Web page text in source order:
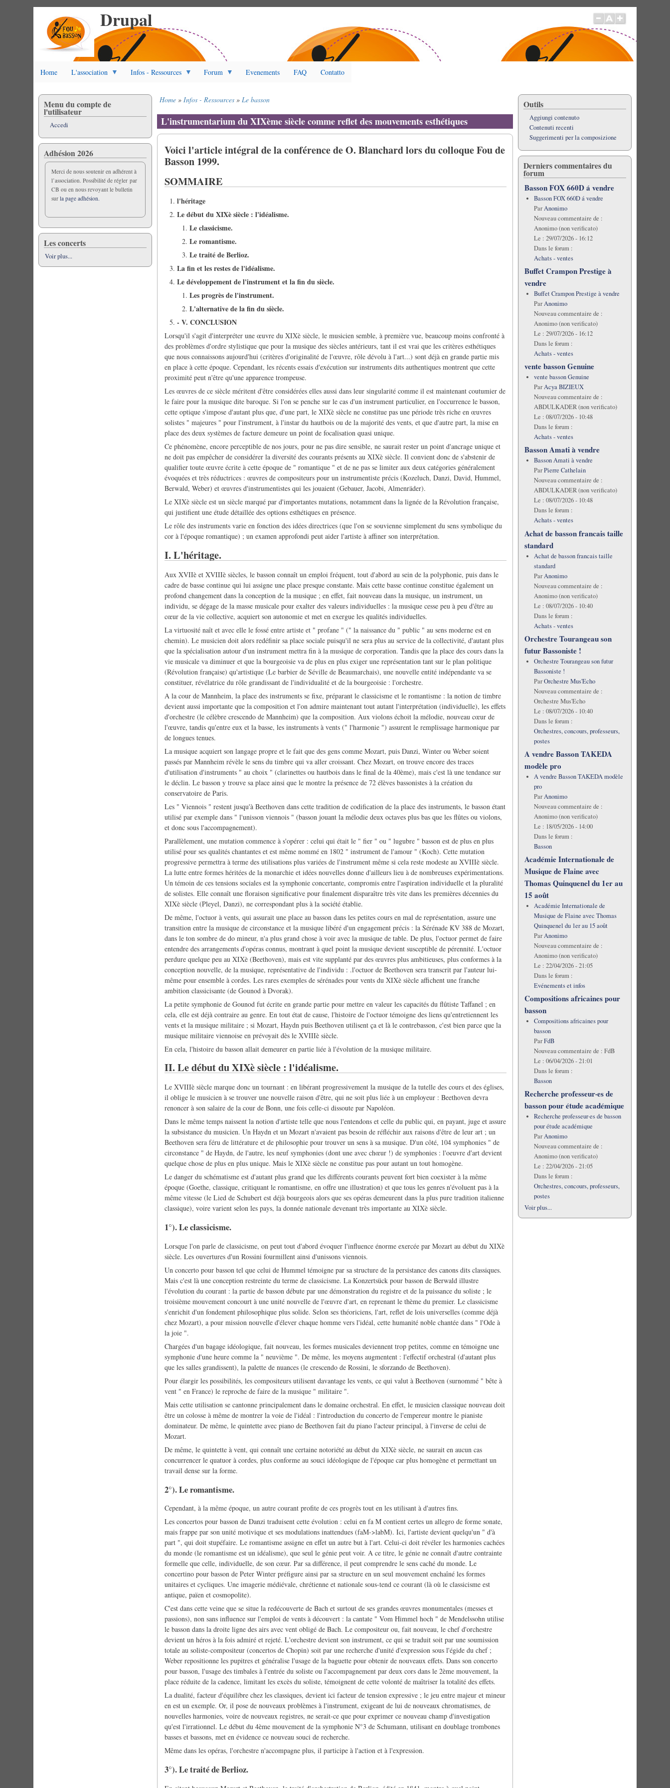
Drupal
Home L'association Infos - Ressources Forum Evenements FAQ Contatto
di
pane
Home Infos - Ressources Le basson
L'instrumentarium du XIXème siècle comme reflet des mouvements esthétiques
Voici l'article intégral de la conférence de O. Blanchard lors du colloque Fou de
Basson 1999.
SOMMAIRE
l'héritage
Le début du XIXè siècle : l'idéalisme.
Le classicisme.
Le romantisme.
Le traité de Berlioz.
La fin et les restes de l'idéalisme.
Le développement de l'instrument et la fin du siècle.
Les progrès de l'instrument.
L'alternative de la fin du siècle.
- V. CONCLUSION
Lorsqu'il s'agit d'interpréter une œuvre du XIXè siècle, le musicien semble, à première vue, beaucoup moins confronté à
des problèmes d'ordre stylistique que pour la musique des siècles antérieurs, tant il est vrai que les critères esthétiques
que nous connaissons aujourd'hui (critères d'originalité de l'œuvre, rôle dévolu à l'art...) sont déjà en grande partie mis
en place à cette époque. Cependant, les récents essais d'exécution sur instruments dits authentiques montrent que cette
proximité peut n'être qu'une apparence trompeuse.
Les œuvres de ce siècle méritent d'être considérées elles aussi dans leur singularité comme il est maintenant coutumier de
le faire pour la musique dite baroque. Si l'on se penche sur le cas d'un instrument particulier, en l'occurrence le basson,
cette optique s'impose d'autant plus que, d'une part, le XIXè siècle ne constitue pas une période très riche en œuvres
solistes " majeures " pour l'instrument, à l'instar du hautbois ou de la majorité des vents, et que d'autre part, la mise en
place des deux systèmes de facture demeure un point de focalisation quasi unique.
Ce phénomène, encore perceptible de nos jours, pour ne pas dire sensible, ne saurait rester un point d'ancrage unique et
ne doit pas empêcher de considérer la diversité des courants présents au XIXè siècle. Il convient donc de s'abstenir de
qualifier toute œuvre écrite à cette époque de " romantique " et de ne pas se limiter aux deux catégories généralement
évoquées et très réductrices : œuvres de compositeurs pour un instrumentiste précis (Kozeluch, Danzi, David, Hummel,
Berwald, Weber) et œuvres d'instrumentistes qui les jouaient (Gebauer, Jacobi, Almenräder).
Le XIXè siècle est un siècle marqué par d'importantes mutations, notamment dans la lignée de la Révolution française,
qui justifient une étude détaillée des options esthétiques en présence.
Le rôle des instruments varie en fonction des idées directrices (que l'on se souvienne simplement du sens symbolique du
cor à l'époque romantique) ; un examen approfondi peut aider l'artiste à affiner son interprétation.
I. L'héritage.
Aux XVIIè et XVIIIè siècles, le basson connaît un emploi fréquent, tout d'abord au sein de la polyphonie, puis dans le
cadre de basse continue qui lui assigne une place presque constante. Mais cette basse continue constitue également un
profond changement dans la conception de la musique ; en effet, fait nouveau dans la musique, un instrument, un
individu, se dégage de la masse musicale pour exalter des valeurs individuelles : la musique cesse peu à peu d'être au
cœur de la vie collective, acquiert son autonomie et met en exergue les qualités individuelles.
La virtuosité naît et avec elle le fossé entre artiste et " profane " (" la naissance du " public " au sens moderne est en
chemin). Le musicien doit alors redéfinir sa place sociale puisqu'il ne sera plus au service de la collectivité, d'autant plus
que la spécialisation autour d'un instrument mettra fin à la musique de corporation. Tandis que la place des cours dans la
vie musicale va diminuer et que la bourgeoisie va de plus en plus exiger une représentation tant sur le plan politique
(Révolution française) qu'artistique (Le barbier de Séville de Beaumarchais), une nouvelle entité indépendante va se
constituer, révélatrice du rôle grandissant de l'individualité et de la bourgeoisie : l'orchestre.
A la cour de Mannheim, la place des instruments se fixe, préparant le classicisme et le romantisme : la notion de timbre
devient aussi importante que la composition et l'on admire maintenant tout autant l'interprétation (individuelle), les effets
d'orchestre (le célèbre crescendo de Mannheim) que la composition. Aux violons échoit la mélodie, nouveau cœur de
l'œuvre, tandis qu'entre eux et la basse, les instruments à vents (" l'harmonie ") assurent le remplissage harmonique par
de longues tenues.
La musique acquiert son langage propre et le fait que des gens comme Mozart, puis Danzi, Winter ou Weber soient
passés par Mannheim révèle le sens du timbre qui va aller croissant. Chez Mozart, on trouve encore des traces
d'utilisation d'instruments " au choix " (clarinettes ou hautbois dans le final de la 40ème), mais c'est là une tendance sur
le déclin. Le basson y trouve sa place ainsi que le montre la présence de 72 élèves bassonistes à la création du
conservatoire de Paris.
Les " Viennois " restent jusqu'à Beethoven dans cette tradition de codification de la place des instruments, le basson étant
utilisé par exemple dans " l'unisson viennois " (basson jouant la mélodie deux octaves plus bas que les flûtes ou violons,
et donc sous l'accompagnement).
Parallèlement, une mutation commence à s'opérer : celui qui était le " fier " ou " lugubre " basson est de plus en plus
utilisé pour ses qualités chantantes et est même nommé en 1802 " instrument de l'amour " (Koch). Cette mutation
progressive permettra à terme des utilisations plus variées de l'instrument même si cela reste modeste au XVIIIè siècle.
La lutte entre formes héritées de la monarchie et idées nouvelles donne d'ailleurs lieu à de nombreuses expérimentations.
Un témoin de ces tensions sociales est la symphonie concertante, compromis entre l'aspiration individuelle et la pluralité
de solistes. Elle connaît une floraison significative pour finalement disparaître très vite dans les premières décennies du
XIXè siècle (Pleyel, Danzi), ne correspondant plus à la société établie.
De même, l'octuor à vents, qui assurait une place au basson dans les petites cours en mal de représentation, assure une
transition entre la musique de circonstance et la musique libéré d'un engagement précis : la Sérénade KV 388 de Mozart,
dans le ton sombre de do mineur, n'a plus grand chose à voir avec la musique de table. De plus, l'octuor permet de faire
entendre des arrangements d'opéras connus, montrant à quel point la musique devient susceptible de pérennité. L'octuor
perdure quelque peu au XIXè (Beethoven), mais est vite supplanté par des œuvres plus ambitieuses, plus conformes à la
conception nouvelle, de la musique, représentative de l'individu : .l'octuor de Beethoven sera transcrit par l'auteur lui-
même pour ensemble à cordes. Les rares exemples de sérénades pour vents du XIXè siècle affichent une franche
ambition classicisante (de Gounod à Dvorak).
La petite symphonie de Gounod fut écrite en grande partie pour mettre en valeur les capacités du flûtiste Taffanel ; en
cela, elle est déjà contraire au genre. En tout état de cause, l'histoire de l'octuor témoigne des liens qu'entretiennent les
vents et la musique militaire ; si Mozart, Haydn puis Beethoven utilisent ça et là le contrebasson, c'est bien parce que la
musique militaire viennoise en prévoyait dès le XVIIIè siècle.
En cela, l'histoire du basson allait demeurer en partie liée à l'évolution de la musique militaire.
II. Le début du XIXè siècle : l'idéalisme.
Le XVIIIè siècle marque donc un tournant : en libérant progressivement la musique de la tutelle des cours et des églises,
il oblige le musicien à se trouver une nouvelle raison d'être, qui ne soit plus liée à un employeur : Beethoven devra
renoncer à son salaire de la cour de Bonn, une fois celle-ci dissoute par Napoléon.
Dans le même temps naissent la notion d'artiste telle que nous l'entendons et celle du public qui, en payant, juge et assure
la subsistance du musicien. Un Haydn et un Mozart n'avaient pas besoin de réfléchir aux raisons d'être de leur art ; un
Beethoven sera féru de littérature et de philosophie pour trouver un sens à sa musique. D'un côté, 104 symphonies " de
circonstance " de Haydn, de l'autre, les neuf symphonies (dont une avec chœur !) de symphonies : l'oeuvre d'art devient
quelque chose de plus en plus unique. Mais le XIXè siècle ne constitue pas pour autant un tout homogène.
Le danger du schématisme est d'autant plus grand que les différents courants peuvent fort bien coexister à la même
époque (Goethe, classique, critiquant le romantisme, en offre une illustration) et que tous les genres n'évoluent pas à la
même vitesse (le Lied de Schubert est déjà bourgeois alors que ses opéras demeurent dans la plus pure tradition italienne
classique), voire varient selon les pays, la donnée nationale devenant très importante au XIXè siècle.
1°). Le classicisme.
Lorsque l'on parle de classicisme, on peut tout d'abord évoquer l'influence énorme exercée par Mozart au début du XIXè
siècle. Les ouvertures d'un Rossini fourmillent ainsi d'unissons viennois.
Un concerto pour basson tel que celui de Hummel témoigne par sa structure de la persistance des canons dits classiques.
Mais c'est là une conception restreinte du terme de classicisme. La Konzertsück pour basson de Berwald illustre
l'évolution du courant : la partie de basson débute par une démonstration du registre et de la puissance du soliste ; le
troisième mouvement concourt à une unité nouvelle de l'œuvre d'art, en reprenant le thème du premier. Le classicisme
s'enrichit d'un fondement philosophique plus solide. Selon ses théoriciens, l'art, reflet de lois universelles (comme déjà
chez Mozart), a pour mission nouvelle d'élever chaque homme vers l'idéal, cette humanité noble chantée dans " l'Ode à
la joie ".
Chargées d'un bagage idéologique, fait nouveau, les formes musicales deviennent trop petites, comme en témoigne une
symphonie d'une heure comme la " neuvième ". De même, les moyens augmentent : l'effectif orchestral (d'autant plus
que les salles grandissent), la palette de nuances (le crescendo de Rossini, le sforzando de Beethoven).
Pour élargir les possibilités, les compositeurs utilisent davantage les vents, ce qui valut à Beethoven (surnommé " bête à
vent " en France) le reproche de faire de la musique " militaire ".
Mais cette utilisation se cantonne principalement dans le domaine orchestral. En effet, le musicien classique nouveau doit
être un colosse à même de montrer la voie de l'idéal : l'introduction du concerto de l'empereur montre le pianiste
dominateur. De même, le quintette avec piano de Beethoven fait du piano l'acteur principal, à l'inverse de celui de
Mozart.
De même, le quintette à vent, qui connaît une certaine notoriété au début du XIXè siècle, ne saurait en aucun cas
concurrencer le quatuor à cordes, plus conforme au souci idéologique de l'époque car plus homogène et permettant un
travail dense sur la forme.
2°). Le romantisme.
Cependant, à la même époque, un autre courant profite de ces progrès tout en les utilisant à d'autres fins.
Les concertos pour basson de Danzi traduisent cette évolution : celui en fa M contient certes un allegro de forme sonate,
mais frappe par son unité motivique et ses modulations inattendues (faM->labM). Ici, l'artiste devient quelqu'un " d'à
part ", qui doit stupéfaire. Le romantisme assigne en effet un autre but à l'art. Celui-ci doit révéler les harmonies cachées
du monde (le romantisme est un idéalisme), que seul le génie peut voir. A ce titre, le génie ne connaît d'autre contrainte
formelle que celle, individuelle, de son cœur. Par sa différence, il peut comprendre le sens caché du monde. Le
concertino pour basson de Peter Winter préfigure ainsi par sa structure en un seul mouvement enchaîné les formes
unitaires et cycliques. Une imagerie médiévale, chrétienne et nationale sous-tend ce courant (là où le classicisme est
antique, païen et cosmopolite).
C'est dans cette veine que se situe la redécouverte de Bach et surtout de ses grandes œuvres monumentales (messes et
passions), non sans influence sur l'emploi de vents à découvert : la cantate " Vom Himmel hoch " de Mendelssohn utilise
le basson dans la droite ligne des airs avec vent obligé de Bach. Le compositeur ou, fait nouveau, le chef d'orchestre
devient un héros à la fois admiré et rejeté. L'orchestre devient son instrument, ce qui se traduit soit par une soumission
totale au soliste-compositeur (concertos de Chopin) soit par une recherche d'unité d'expression sous l'égide du chef ;
Weber repositionne les pupitres et généralise l'usage de la baguette pour obtenir de nouveaux effets. Dans son concerto
pour basson, l'usage des timbales à l'entrée du soliste ou l'accompagnement par deux cors dans le 2ème mouvement, la
place réduite de la cadence, limitant les excès du soliste, témoignent de cette volonté de maîtriser la totalité des effets.
La dualité, facteur d'équilibre chez les classiques, devient ici facteur de tension expressive ; le jeu entre majeur et mineur
en est un exemple. Or, il pose de nouveaux problèmes à l'instrument, exigeant de lui de nouveaux chromatismes, de
nouvelles harmonies, voire de nouveaux registres, ne serait-ce que pour exprimer ce nouveau champ d'investigation
qu'est l'irrationnel. Le début du 4ème mouvement de la symphonie N°3 de Schumann, utilisant en doublage trombones
basses et bassons, met en évidence ce nouveau souci de recherche.
Même dans les opéras, l'orchestre n'accompagne plus, il participe à l'action et à l'expression.
3°). Le traité de Berlioz.
Menu du compte de
l'utilisateur
Accedi
Adhésion 2026
Merci de nous soutenir en adhérent à
l’association. Possibilité de régler par
CB ou en nous revoyant le bulletin
surla page adhésion.
Les concerts
Voir plus...
Outils
Aggiungi contenuto
Contenuti recenti
Suggerimenti per la composizione
Derniers commentaires du
forum
Basson FOX 660D á vendre
Basson FOX 660D á vendre
ParAnonimo
Nouveau commentaire de :
Anonimo (non verificato)
Le : 29/07/2026 - 16:12
Dans le forum :
Achats - ventes
Buffet Crampon Prestige à
vendre
Buffet Crampon Prestige à vendre
ParAnonimo
Nouveau commentaire de :
Anonimo (non verificato)
Le : 29/07/2026 - 16:12
Dans le forum :
Achats - ventes
vente basson Genuine
vente basson Genuine
ParAcya BIZIEUX
Nouveau commentaire de :
ABDULKADER (non verificato)
Le : 08/07/2026 - 10:48
Dans le forum :
Achats - ventes
Basson Amati à vendre
Basson Amati à vendre
ParPierre Cathelain
Nouveau commentaire de :
ABDULKADER (non verificato)
Le : 08/07/2026 - 10:48
Dans le forum :
Achats - ventes
Achat de basson francais taille
standard
Achat de basson francais taille
standard
ParAnonimo
Nouveau commentaire de :
Anonimo (non verificato)
Le : 08/07/2026 - 10:40
Dans le forum :
Achats - ventes
Orchestre Tourangeau son
futur Bassoniste !
Orchestre Tourangeau son futur
Bassoniste !
ParOrchestre Mus'Echo
Nouveau commentaire de :
Orchestre Mus'Echo
Le : 08/07/2026 - 10:40
Dans le forum :
Orchestres, concours, professeurs,
postes
A vendre Basson TAKEDA
modèle pro
A vendre Basson TAKEDA modèle
pro
ParAnonimo
Nouveau commentaire de :
Anonimo (non verificato)
Le : 18/05/2026 - 14:00
Dans le forum :
Basson
Académie Internationale de
Musique de Flaine avec
Thomas Quinquenel du 1er au
15 août
Académie Internationale de
Musique de Flaine avec Thomas
Quinquenel du 1er au 15 août
ParAnonimo
Nouveau commentaire de :
Anonimo (non verificato)
Le : 22/04/2026 - 21:05
Dans le forum :
Evénements et infos
Compositions africaines pour
basson
Compositions africaines pour
basson
ParFdB
Nouveau commentaire de : FdB
Le : 06/04/2026 - 21:01
Dans le forum :
Basson
Recherche professeur·es de
basson pour étude académique
Recherche professeur·es de basson
pour étude académique
ParAnonimo
Nouveau commentaire de :
Anonimo (non verificato)
Le : 22/04/2026 - 21:05
Dans le forum :
Orchestres, concours, professeurs,
postes
Voir plus...